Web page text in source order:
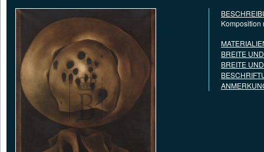
Komposition
BREITE
BREITE